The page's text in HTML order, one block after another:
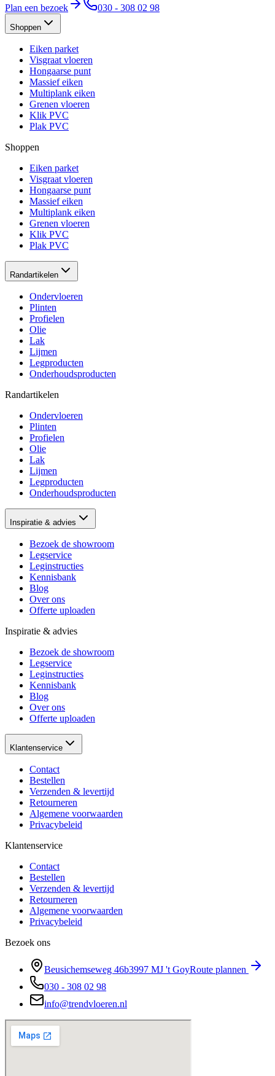
Plan een bezoek 030 - 308 02 98
Shoppen
Eiken parket
Visgraat vloeren
Hongaarse punt
Massief eiken
Multiplank eiken
Grenen vloeren
Klik PVC
Plak PVC
Shoppen
Eiken parket
Visgraat vloeren
Hongaarse punt
Massief eiken
Multiplank eiken
Grenen vloeren
Klik PVC
Plak PVC
Randartikelen
Ondervloeren
Plinten
Profielen
Olie
Lak
Lijmen
Legproducten
Onderhoudsproducten
Randartikelen
Ondervloeren
Plinten
Profielen
Olie
Lak
Lijmen
Legproducten
Onderhoudsproducten
Inspiratie & advies
Bezoek de showroom
Legservice
Leginstructies
Kennisbank
Blog
Over ons
Offerte uploaden
Inspiratie & advies
Bezoek de showroom
Legservice
Leginstructies
Kennisbank
Blog
Over ons
Offerte uploaden
Klantenservice
Contact
Bestellen
Verzenden & levertijd
Retourneren
Algemene voorwaarden
Privacybeleid
Klantenservice
Contact
Bestellen
Verzenden & levertijd
Retourneren
Algemene voorwaarden
Privacybeleid
Bezoek ons
Beusichemseweg 46b3997 MJ 't GoyRoute plannen
030 - 308 02 98
info@trendvloeren.nl